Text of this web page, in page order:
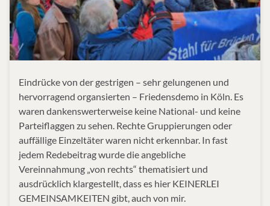
Eindrücke von der gestrigen – sehr gelungenen und
hervorragend organsierten – Friedensdemo in Köln. Es
waren dankenswerterweise keine National- und keine
Parteiflaggen zu sehen. Rechte Gruppierungen oder
auffällige Einzeltäter waren nicht erkennbar. In fast
jedem Redebeitrag wurde die angebliche
Vereinnahmung „von rechts“ thematisiert und
ausdrücklich klargestellt, dass es hier KEINERLEI
GEMEINSAMKEITEN gibt, auch von mir.